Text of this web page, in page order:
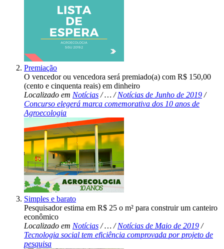
Premiação
O vencedor ou vencedora será premiado(a) com R$ 150,00
(cento e cinquenta reais) em dinheiro
Localizado em Notícias /…/Notícias de Junho de 2019 /
Concurso elegerá marca comemorativa dos 10 anos de
Agroecologia
Simples e barato
Pesquisador estima em R$ 25 o m² para construir um canteiro
econômico
Localizado em Notícias /…/Notícias de Maio de 2019 /
Tecnologia social tem eficiência comprovada por projeto de
pesquisa